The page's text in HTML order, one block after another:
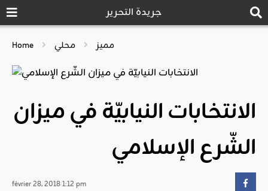
جريدة التحرير
Home مميز محلي
الانتخابات النيابيّة في ميزان
الشّرع الإسلامي
février 28, 2018 1:12 pm